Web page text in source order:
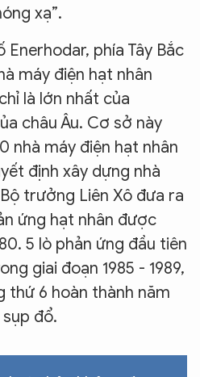
xạ”.
phía Tây Bắc
máy điện hạt nhân
là lớn nhất của
châu Âu. Cơ sở này
nhà máy điện hạt nhân
định xây dựng nhà
trưởng Liên Xô đưa ra
ứng hạt nhân được
5 lò phản ứng đầu tiên
giai đoạn 1985 - 1989,
thứ 6 hoàn thành năm
sụp đổ.